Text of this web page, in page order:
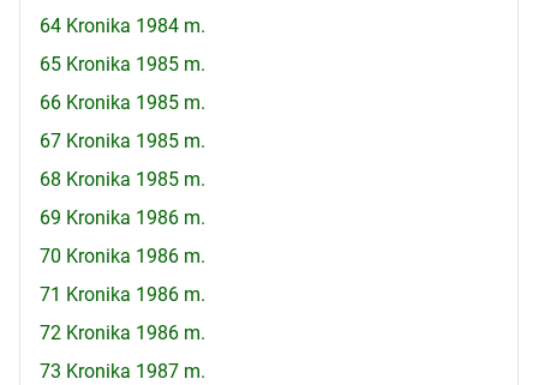
64 Kronika 1984 m.
65 Kronika 1985 m.
66 Kronika 1985 m.
67 Kronika 1985 m.
68 Kronika 1985 m.
69 Kronika 1986 m.
70 Kronika 1986 m.
71 Kronika 1986 m.
72 Kronika 1986 m.
73 Kronika 1987 m.